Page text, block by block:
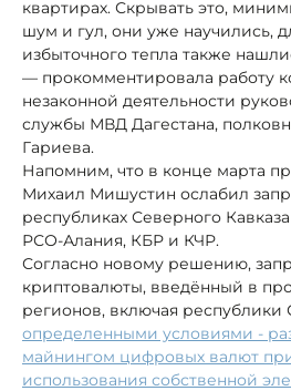
квартирах. Скрывать это,
шум и гул, они уже научились,
избыточного тепла также
— прокомментировала работу
незаконной деятельности
службы МВД Дагестана,
Гариева.
Напомним, что в конце марта
Михаил Мишустин ослабил
республиках Северного
РСО-Алания, КБР и КЧР.
Согласно новому решению,
криптовалюты, введённый в
регионов, включая
определенными условиями -
майнингом цифровых валют
использования собственной